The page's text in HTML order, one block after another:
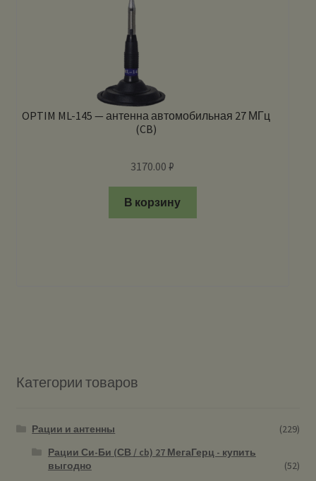
OPTIM ML-145 — антенна автомобильная 27 МГц
(CB)
3170.00₽
В корзину
Категории товаров
Рации и антенны
(229)
Рации Си-Би (СВ / cb) 27 МегаГерц - купить
выгодно
(52)